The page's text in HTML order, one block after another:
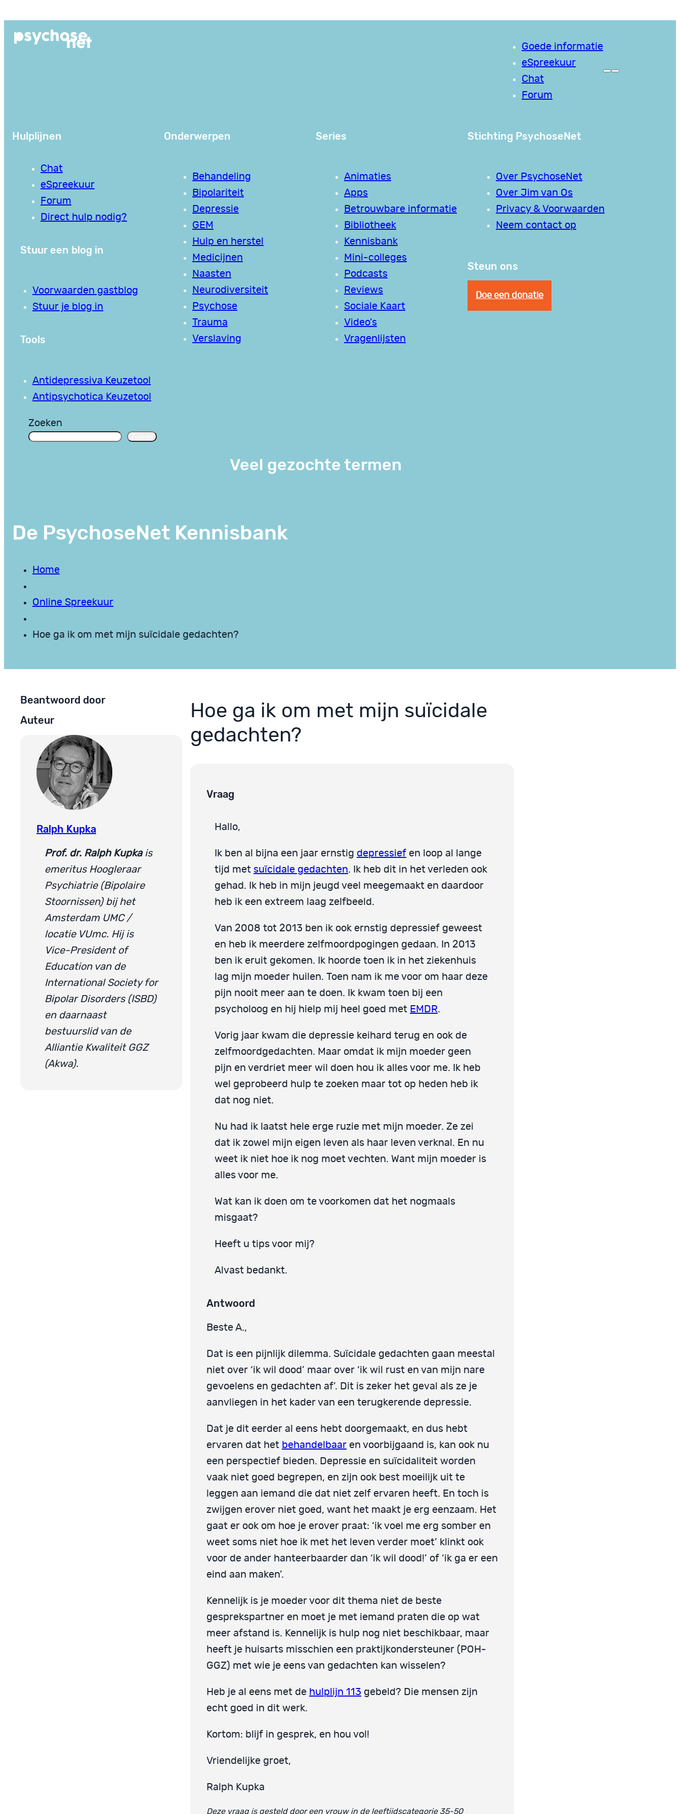
de
Goede informatie
eSpreekuur
Chat
Forum
Hulplijnen
Chat
eSpreekuur
Forum
Direct hulp nodig?
Stuur een blog in
Voorwaarden gastblog
Stuur je blog in
Tools
Antidepressiva Keuzetool
Antipsychotica Keuzetool
Onderwerpen
Behandeling
Bipolariteit
Depressie
GEM
Hulp en herstel
Medicijnen
Naasten
Neurodiversiteit
Psychose
Trauma
Verslaving
Series
Animaties
Apps
Betrouwbare informatie
Bibliotheek
Kennisbank
Mini-colleges
Podcasts
Reviews
Sociale Kaart
Video’s
Vragenlijsten
Stichting PsychoseNet
Over PsychoseNet
Over Jim van Os
Privacy & Voorwaarden
Neem contact op
Steun ons
Doe een donatie
Zoeken
Veel gezochte termen
De PsychoseNet Kennisbank
Home
Online Spreekuur
Hoe ga ik om met mijn suïcidale gedachten?
Beantwoord door
Auteur
Ralph Kupka
Prof. dr. Ralph Kupkais
emeritus Hoogleraar
Psychiatrie (Bipolaire
Stoornissen) bij het
Amsterdam UMC /
locatie VUmc. Hij is
Vice-President of
Education van de
International Society for
Bipolar Disorders (ISBD)
en daarnaast
bestuurslid van de
Alliantie Kwaliteit GGZ
(Akwa).
Hoe ga ik om met mijn suïcidale
gedachten?
Vraag
Hallo,
Ik ben al bijna een jaar ernstig depressief en loop al lange
tijd met suïcidale gedachten. Ik heb dit in het verleden ook
gehad. Ik heb in mijn jeugd veel meegemaakt en daardoor
heb ik een extreem laag zelfbeeld.
Van 2008 tot 2013 ben ik ook ernstig depressief geweest
en heb ik meerdere zelfmoordpogingen gedaan. In 2013
ben ik eruit gekomen. Ik hoorde toen ik in het ziekenhuis
lag mijn moeder huilen. Toen nam ik me voor om haar deze
pijn nooit meer aan te doen. Ik kwam toen bij een
psycholoog en hij hielp mij heel goed met EMDR.
Vorig jaar kwam die depressie keihard terug en ook de
zelfmoordgedachten. Maar omdat ik mijn moeder geen
pijn en verdriet meer wil doen hou ik alles voor me. Ik heb
wel geprobeerd hulp te zoeken maar tot op heden heb ik
dat nog niet.
Nu had ik laatst hele erge ruzie met mijn moeder. Ze zei
dat ik zowel mijn eigen leven als haar leven verknal. En nu
weet ik niet hoe ik nog moet vechten. Want mijn moeder is
alles voor me.
Wat kan ik doen om te voorkomen dat het nogmaals
misgaat?
Heeft u tips voor mij?
Alvast bedankt.
Antwoord
Beste A.,
Dat is een pijnlijk dilemma. Suïcidale gedachten gaan meestal
niet over ‘ik wil dood’ maar over ‘ik wil rust en van mijn nare
gevoelens en gedachten af’. Dit is zeker het geval als ze je
aanvliegen in het kader van een terugkerende depressie.
Dat je dit eerder al eens hebt doorgemaakt, en dus hebt
ervaren dat het behandelbaar en voorbijgaand is, kan ook nu
een perspectief bieden. Depressie en suïcidaliteit worden
vaak niet goed begrepen, en zijn ook best moeilijk uit te
leggen aan iemand die dat niet zelf ervaren heeft. En toch is
zwijgen erover niet goed, want het maakt je erg eenzaam. Het
gaat er ook om hoe je erover praat: ‘ik voel me erg somber en
weet soms niet hoe ik met het leven verder moet’ klinkt ook
voor de ander hanteerbaarder dan ‘ik wil dood!’ of ‘ik ga er een
eind aan maken’.
Kennelijk is je moeder voor dit thema niet de beste
gesprekspartner en moet je met iemand praten die op wat
meer afstand is. Kennelijk is hulp nog niet beschikbaar, maar
heeft je huisarts misschien een praktijkondersteuner (POH-
GGZ) met wie je eens van gedachten kan wisselen?
Heb je al eens met de hulplijn 113 gebeld? Die mensen zijn
echt goed in dit werk.
Kortom: blijf in gesprek, en hou vol!
Vriendelijke groet,
Ralph Kupka
Deze vraag is gesteld door een vrouw in de leeftijdscategorie 35-50